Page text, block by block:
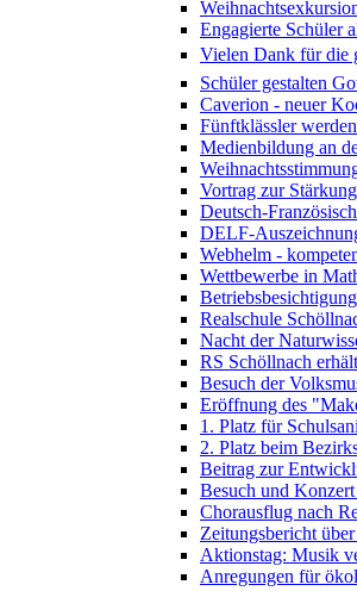
Engagierte Schüler
Vielen Dank für die
Schüler gestalten
Caverion - neuer
Fünftklässler
Medienbildung an
Vortrag zur
Deutsch-
DELF-
Webhelm -
Wettbewerbe in
Realschule
Nacht der
RS Schöllnach
Besuch der
Eröffnung des
1. Platz für
2. Platz beim
Beitrag zur
Besuch und
Chorausflug nach
Zeitungsbericht
Aktionstag: Musik
Anregungen für